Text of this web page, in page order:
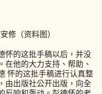
（资料图）
的这批手稿以后，并没
在他的大力支持、帮助、
怀的这批手稿进行认真整
由出版社公开出版，向全